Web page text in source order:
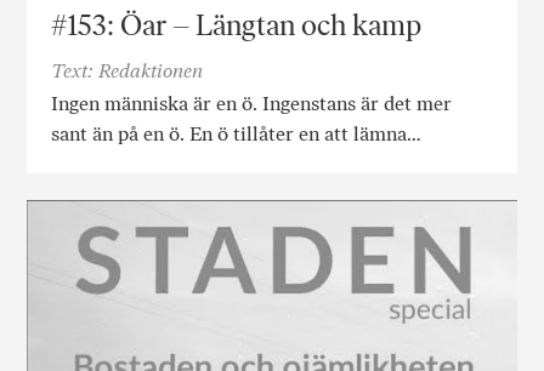
#153: Öar – Längtan och kamp
Text: Redaktionen
Ingen människa är en ö. Ingenstans är det mer
sant än på en ö. En ö tillåter en att lämna…